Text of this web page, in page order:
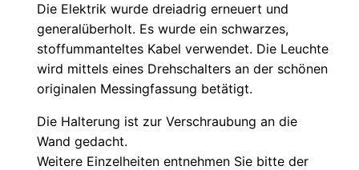
Die Elektrik wurde dreiadrig erneuert und
generalüberholt. Es wurde ein schwarzes,
stoffummanteltes Kabel verwendet. Die Leuchte
wird mittels eines Drehschalters an der schönen
originalen Messingfassung betätigt.
Die Halterung ist zur Verschraubung an die
Wand gedacht.
Weitere Einzelheiten entnehmen Sie bitte der